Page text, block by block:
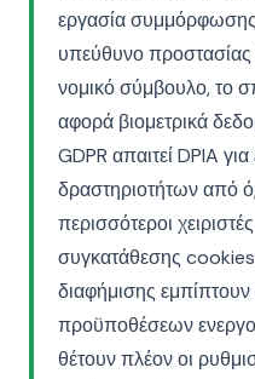
εργασία
υπεύθυνο προστασίας
νομικό σύμβουλο, το
αφορά βιομετρικά
GDPR απαιτεί DPIA
δραστηριοτήτων από
περισσότεροι
συγκατάθεσης cookies
διαφήμισης
προϋποθέσεων
θέτουν πλέον οι